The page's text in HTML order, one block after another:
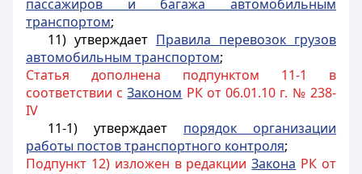
пассажиров и багажа автомобильным
транспортом;
11) утверждает Правила перевозок грузов
автомобильным транспортом;
Статья дополнена подпунктом 11-1 в
соответствии сЗаконом РК от 06.01.10 г. № 238-
IV
11-1) утверждает порядок организации
работы постов транспортного контроля;
Подпункт 12) изложен в редакцииЗакона РК от